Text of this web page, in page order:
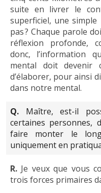
suite en livrer le
superficiel, une simple
pas ? Chaque parole
réflexion profonde,
donc, l’information
mental doit devenir
d’élaborer, pour ainsi
dans notre mental.
Q. Maître, est-il
certaines personnes,
faire monter le
uniquement en
R. Je veux que vous
trois forces primaires